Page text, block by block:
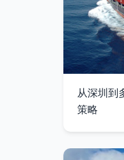
从深圳到
策略